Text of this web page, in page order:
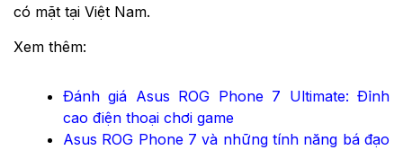
có mặt tại Việt Nam.
Xem thêm:
Đánh giá Asus ROG Phone 7 Ultimate: Đỉnh
cao điện thoại chơi game
Asus ROG Phone 7 và những tính năng bá đạo